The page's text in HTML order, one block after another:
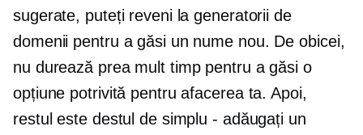
sugerate, puteți reveni la generatorii de
domenii pentru a găsi un nume nou. De obicei,
nu durează prea mult timp pentru a găsi o
opțiune potrivită pentru afacerea ta. Apoi,
restul este destul de simplu - adăugați un